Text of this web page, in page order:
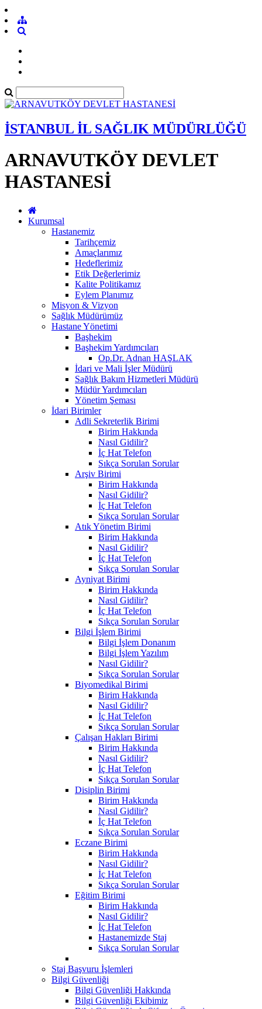
İSTANBUL İL SAĞLIK MÜDÜRLÜĞÜ
ARNAVUTKÖY DEVLET
HASTANESİ
Kurumsal
Hastanemiz
Tarihçemiz
Amaçlarımız
Hedeflerimiz
Etik Değerlerimiz
Kalite Politikamız
Eylem Planımız
Misyon & Vizyon
Sağlık Müdürümüz
Hastane Yönetimi
Başhekim
Başhekim Yardımcıları
Op.Dr. Adnan HAŞLAK
İdari ve Mali İşler Müdürü
Sağlık Bakım Hizmetleri Müdürü
Müdür Yardımcıları
Yönetim Şeması
İdari Birimler
Adli Sekreterlik Birimi
Birim Hakkında
Nasıl Gidilir?
İç Hat Telefon
Sıkça Sorulan Sorular
Arşiv Birimi
Birim Hakkında
Nasıl Gidilir?
İç Hat Telefon
Sıkça Sorulan Sorular
Atık Yönetim Birimi
Birim Hakkında
Nasıl Gidilir?
İç Hat Telefon
Sıkça Sorulan Sorular
Ayniyat Birimi
Birim Hakkında
Nasıl Gidilir?
İç Hat Telefon
Sıkça Sorulan Sorular
Bilgi İşlem Birimi
Bilgi İşlem Donanım
Bilgi İşlem Yazılım
Nasıl Gidilir?
Sıkça Sorulan Sorular
Biyomedikal Birimi
Birim Hakkında
Nasıl Gidilir?
İç Hat Telefon
Sıkça Sorulan Sorular
Çalışan Hakları Birimi
Birim Hakkında
Nasıl Gidilir?
İç Hat Telefon
Sıkça Sorulan Sorular
Disiplin Birimi
Birim Hakkında
Nasıl Gidilir?
İç Hat Telefon
Sıkça Sorulan Sorular
Eczane Birimi
Birim Hakkında
Nasıl Gidilir?
İç Hat Telefon
Sıkça Sorulan Sorular
Eğitim Birimi
Birim Hakkında
Nasıl Gidilir?
İç Hat Telefon
Hastanemizde Staj
Sıkça Sorulan Sorular
Staj Başvuru İşlemleri
Bilgi Güvenliği
Bilgi Güvenliği Hakkında
Bilgi Güvenliği Ekibimiz